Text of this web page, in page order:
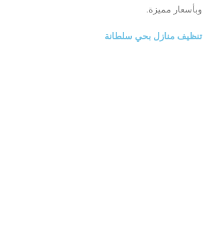
وبأسعار مميزة.
تنظيف منازل بحي سلطانة